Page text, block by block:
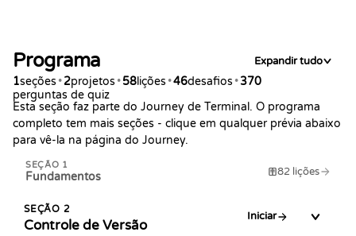
Programa Expandir tudo
1seções •2projetos •58lições •46desafios •370
perguntas de quiz
Esta seção faz parte do Journey de Terminal. O programa
completo tem mais seções - clique em qualquer prévia abaixo
para vê-la na página do Journey.
SEÇÃO 1
Fundamentos 82 lições
SEÇÃO 2
Controle de Versão
Iniciar